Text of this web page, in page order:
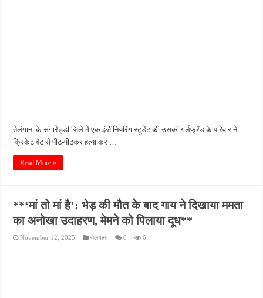
तेलंगाना के संगारेड्डी जिले में एक इंजीनियरिंग स्टूडेंट की उसकी गर्लफ्रेंड के परिवार ने
क्रिकेट बैट से पीट-पीटकर हत्या कर …
Read More »
**‘मां तो मां है’: भेड़ की मौत के बाद गाय ने दिखाया ममता
का अनोखा उदाहरण, मेमने को पिलाया दूध**
November 12, 2025 तेलंगाना 0 6